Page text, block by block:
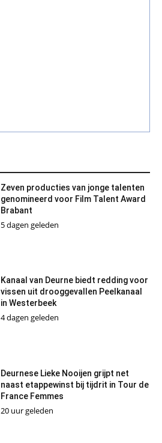
Zeven producties van jonge talenten
genomineerd voor Film Talent Award
Brabant
5 dagen geleden
Kanaal van Deurne biedt redding voor
vissen uit drooggevallen Peelkanaal
in Westerbeek
4 dagen geleden
Deurnese Lieke Nooijen grijpt net
naast etappewinst bij tijdrit in Tour de
France Femmes
20 uur geleden